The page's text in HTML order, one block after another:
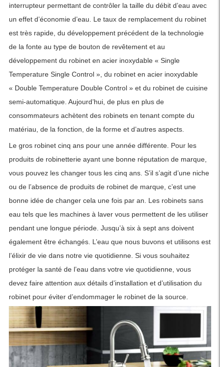
interrupteur permettant de contrôler la taille du débit d’eau avec
un effet d’économie d’eau. Le taux de remplacement du robinet
est très rapide, du développement précédent de la technologie
de la fonte au type de bouton de revêtement et au
développement du robinet en acier inoxydable « Single
Temperature Single Control », du robinet en acier inoxydable
« Double Temperature Double Control » et du robinet de cuisine
semi-automatique. Aujourd’hui, de plus en plus de
consommateurs achètent des robinets en tenant compte du
matériau, de la fonction, de la forme et d’autres aspects.
Le gros robinet cinq ans pour une année différente. Pour les
produits de robinetterie ayant une bonne réputation de marque,
vous pouvez les changer tous les cinq ans. S’il s’agit d’une niche
ou de l’absence de produits de robinet de marque, c’est une
bonne idée de changer cela une fois par an. Les robinets sans
eau tels que les machines à laver vous permettent de les utiliser
pendant une longue période. Jusqu’à six à sept ans doivent
également être échangés. L’eau que nous buvons et utilisons est
l’élixir de vie dans notre vie quotidienne. Si vous souhaitez
protéger la santé de l’eau dans votre vie quotidienne, vous
devez faire attention aux détails d’installation et d’utilisation du
robinet pour éviter d’endommager le robinet de la source.